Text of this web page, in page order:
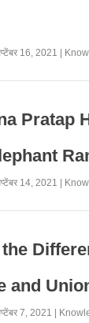
16, 2021
Pratap
14, 2021
and
7, 2021